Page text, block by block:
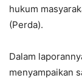
hukum
(Perda).
Dalam
menyampaikan